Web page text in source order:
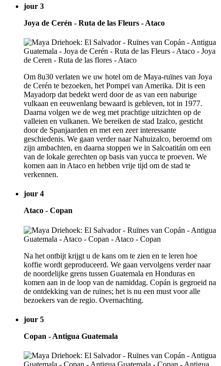
jour 3
Joya de Cerén - Ruta de las Fleurs - Ataco
Om 8u30 verlaten we uw hotel om de Maya-ruïnes van Joya
de Cerén te bezoeken, het Pompeï van Amerika. Dit is een
Mayadorp dat bedekt werd door de as van een naburige
vulkaan en eeuwenlang bewaard is gebleven, tot in 1977.
Daarna volgen we de weg met prachtige uitzichten op de
valleien en vulkanen. We bereiken de stad Izalco, gesticht
door de Spanjaarden en met een zeer interessante
geschiedenis. We gaan verder naar Nahuizalco, beroemd om
zijn ambachten, en daarna stoppen we in Salcoatitán om een
van de lokale gerechten op basis van yucca te proeven. We
komen aan in Ataco en hebben vrije tijd om de stad te
verkennen.
jour 4
Ataco - Copan
Na het ontbijt krijgt u de kans om te zien en te leren hoe
koffie wordt geproduceerd. We gaan vervolgens verder naar
de noordelijke grens tussen Guatemala en Honduras en
komen aan in de loop van de namiddag. Copán is gegroeid na
de ontdekking van de ruïnes; het is nu een must voor alle
bezoekers van de regio. Overnachting.
jour 5
Copan - Antigua Guatemala